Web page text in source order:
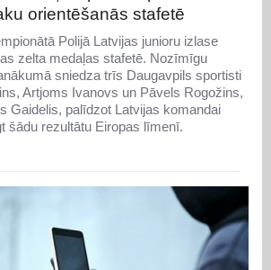
orientēšanās stafetē
Polijā Latvijas junioru izlase
zelta medaļas stafetē. Nozīmīgu
sniedza trīs Daugavpils sportisti
Artjoms Ivanovs un Pāvels Rogožins,
Gaidelis, palīdzot Latvijas komandai
šādu rezultātu Eiropas līmenī.